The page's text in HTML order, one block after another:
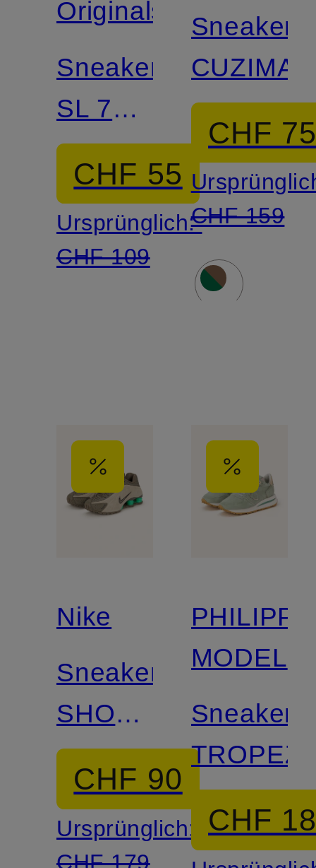
Originals
Sneaker
SL 72
OG
CHF 55
Ursprünglich:
CHF 109
Sneaker
CUZIMA
CHF
CHF 159
Nike
Sneaker
SHOX
R4
CHF 90
Ursprünglich:
CHF 179
PHILIPPE
MODEL
Sneaker
TROPEZ
CHF